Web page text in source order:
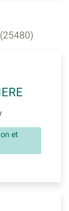
(25480)
et